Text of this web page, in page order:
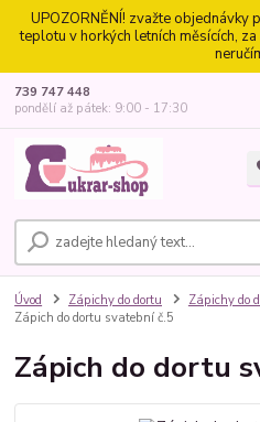
UPOZORNĚNÍ! zvažte objednávky
teplotu v horkých letních měsících,
739 747 448
pondělí až pátek: 9:00 - 17:30
Úvod Zápichy do dortu Zápichy do
Zápich do dortu svatební č.5
Zápich do dortu